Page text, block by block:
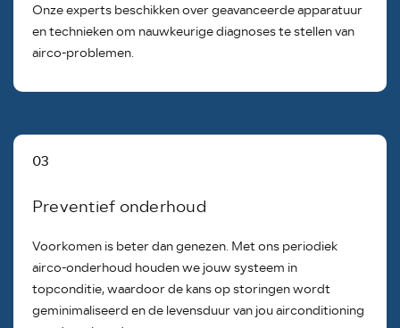
Onze experts beschikken over geavanceerde apparatuur
en technieken om nauwkeurige diagnoses te stellen van
airco-problemen.
03
Preventief onderhoud
Voorkomen is beter dan genezen. Met ons periodiek
airco-onderhoud houden we jouw systeem in
topconditie, waardoor de kans op storingen wordt
geminimaliseerd en de levensduur van jou airconditioning